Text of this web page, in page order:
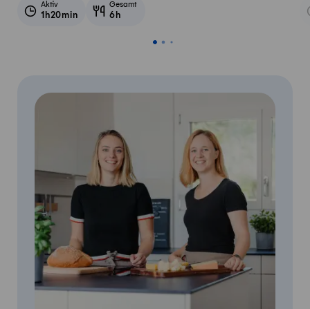
Aktiv
1h20min
Gesamt
6h